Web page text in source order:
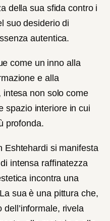
della sua sfida contro i
suo desiderio di
autentica.
come un inno alla
e alla
intesa non solo come
spazio interiore in cui
profonda.
Eshtehardi si manifesta
intensa raffinatezza
incontra una
sua è una pittura che,
rivela